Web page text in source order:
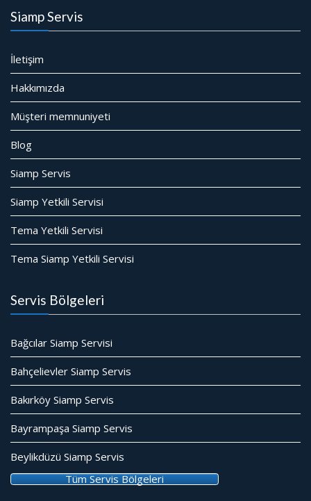
Siamp Servis
İletişim
Hakkımızda
Müşteri memnuniyeti
Blog
Siamp Servis
Siamp Yetkili Servisi
Tema Yetkili Servisi
Tema Siamp Yetkili Servisi
Servis Bölgeleri
Bağcılar Siamp Servisi
Bahçelievler Siamp Servis
Bakırköy Siamp Servis
Bayrampaşa Siamp Servis
Beylikdüzü Siamp Servis
Tüm Servis Bölgeleri